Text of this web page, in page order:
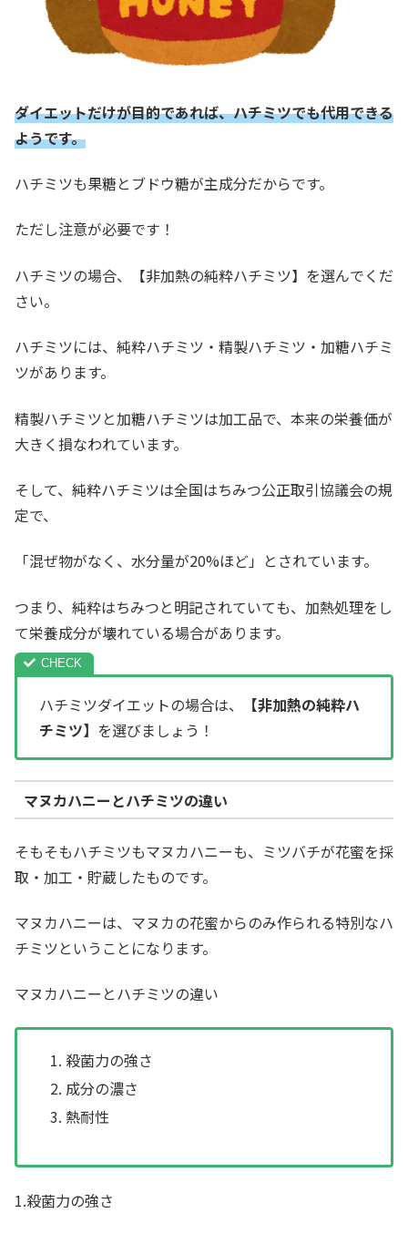
ダイエットだけが目的であれば、ハチミツでも代用できる
ようです。
ハチミツも果糖とブドウ糖が主成分だからです。
ただし注意が必要です！
ハチミツの場合、【非加熱の純粋ハチミツ】を選んでくだ
さい。
ハチミツには、純粋ハチミツ・精製ハチミツ・加糖ハチミ
ツがあります。
精製ハチミツと加糖ハチミツは加工品で、本来の栄養価が
大きく損なわれています。
そして、純粋ハチミツは全国はちみつ公正取引協議会の規
定で、
「混ぜ物がなく、水分量が20%ほど」とされています。
つまり、純粋はちみつと明記されていても、加熱処理をし
て栄養成分が壊れている場合があります。
ハチミツダイエットの場合は、
【非加熱の純粋ハ
チミツ】 を選びましょう！
マヌカハニーとハチミツの違い
そもそもハチミツもマヌカハニーも、ミツバチが花蜜を採
取・加工・貯蔵したものです。
マヌカハニーは、マヌカの花蜜からのみ作られる特別なハ
チミツということになります。
マヌカハニーとハチミツの違い
殺菌力の強さ
成分の濃さ
熱耐性
1.殺菌力の強さ